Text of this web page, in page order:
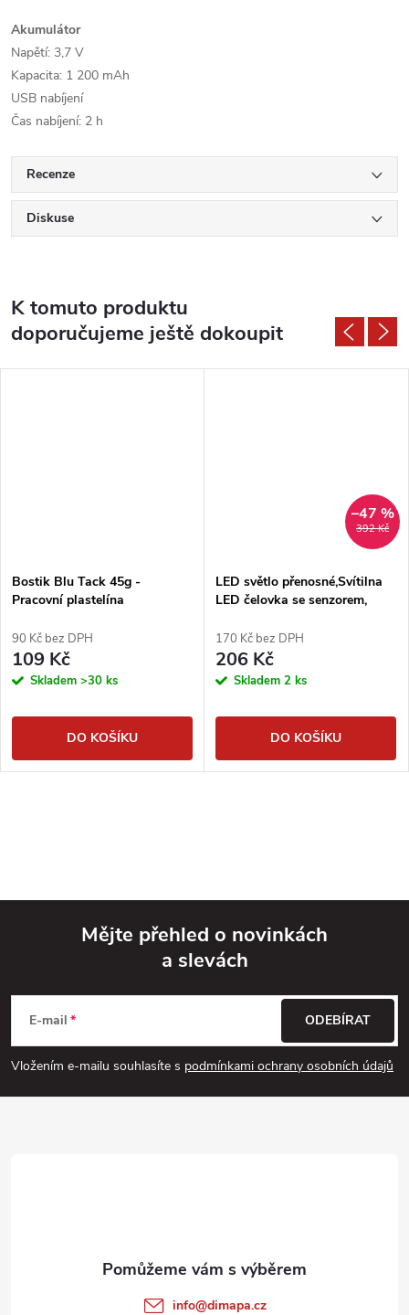
Akumulátor
Napětí: 3,7 V
Kapacita: 1 200 mAh
USB nabíjení
Čas nabíjení: 2 h
Recenze
Diskuse
K tomuto produktu
doporučujeme ještě dokoupit
Bostik Blu Tack 45g -
Pracovní plastelína
90 Kč bez DPH
109 Kč
Skladem >30 ks
DO KOŠÍKU
392 Kč
–47 %
LED světlo přenosné,Svítilna
LED čelovka se senzorem,
170 Kč bez DPH
206 Kč
Skladem 2 ks
DO KOŠÍKU
p
a
Mějte přehled o novinkách
a slevách
E-mail
Vložením e-mailu souhlasíte s podmínkami ochrany osobních údajů
ODEBÍRAT
info@dimapa.cz